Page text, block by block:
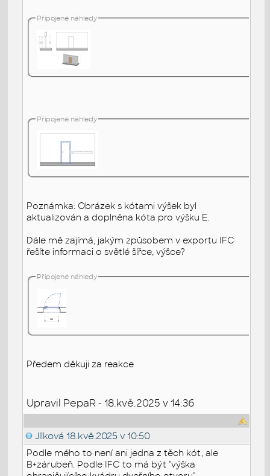
Připojené náhledy
Připojené náhledy
Poznámka: Obrázek s kótami výšek byl
aktualizován a doplněna kóta pro výšku E.
Dále mě zajímá, jakým způsobem v exportu IFC
řešíte informaci o světlé šířce, výšce?
Připojené náhledy
Předem děkuji za reakce
Upravil PepaR - 18.kvě.2025 v 14:36
Jílková 18.kvě.2025 v 10:50
Podle mého to není ani jedna z těch kót, ale
B+zárubeň. Podle IFC to má být "výška